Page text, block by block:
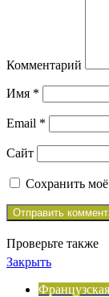
Комментарий
Имя *
Email *
Сайт
Сохранить
Проверьте также
Закрыть
Французская